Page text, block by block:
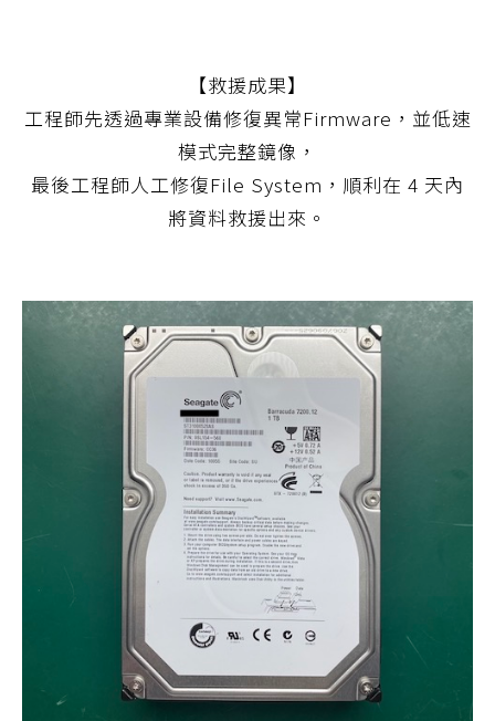
【救援成果】
工程師先透過專業設備修復異常Firmware，並低速
模式完整鏡像，
最後工程師人工修復File System，順利在 4 天內
將資料救援出來。